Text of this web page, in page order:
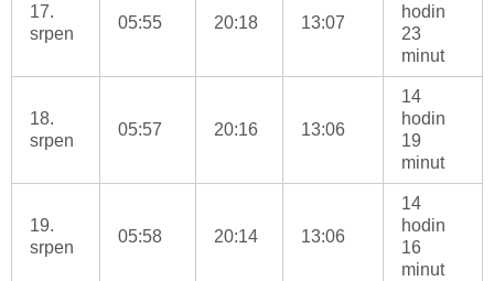
17.
srpen
05:55 20:18 13:07
hodin
23
minut
18.
srpen
05:57 20:16 13:06
14
hodin
19
minut
19.
srpen
05:58 20:14 13:06
14
hodin
16
minut